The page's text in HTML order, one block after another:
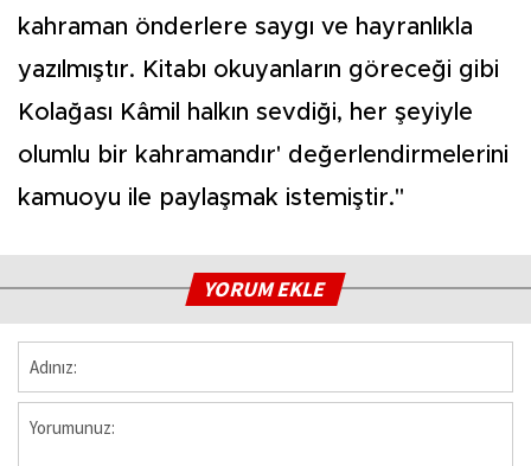
kahraman önderlere saygı ve hayranlıkla
yazılmıştır. Kitabı okuyanların göreceği gibi
Kolağası Kâmil halkın sevdiği, her şeyiyle
olumlu bir kahramandır' değerlendirmelerini
kamuoyu ile paylaşmak istemiştir."
YORUM EKLE